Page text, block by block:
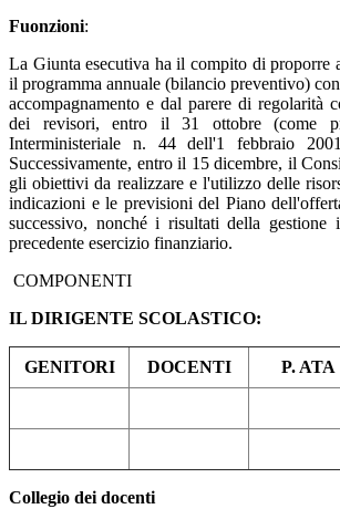
Fuonzioni:
La Giunta esecutiva ha il compito di proporre
il programma annuale (bilancio preventivo)
accompagnamento e dal parere di regolarità
dei revisori, entro il 31 ottobre (come
Interministeriale n. 44 dell'1 febbraio
Successivamente, entro il 15 dicembre, il
gli obiettivi da realizzare e l'utilizzo delle
indicazioni e le previsioni del Piano
successivo, nonché i risultati della
precedente esercizio finanziario.
COMPONENTI
IL DIRIGENTE SCOLASTICO:
GENITORI DOCENTI P. ATA
Collegio dei docenti